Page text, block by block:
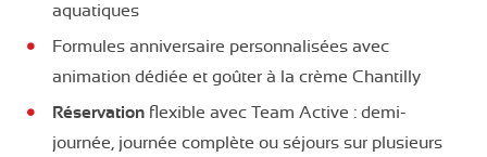
aquatiques
Formules anniversaire personnalisées avec
animation dédiée et goûter à la crème Chantilly
Réservation flexible avec Team Active : demi-
journée, journée complète ou séjours sur plusieurs